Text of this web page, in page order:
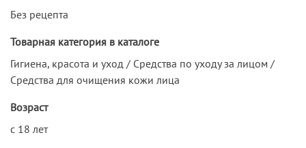
Без рецепта
Товарная категория в каталоге
Гигиена, красота и уход / Средства по уходу за лицом /
Средства для очищения кожи лица
Возраст
с 18 лет